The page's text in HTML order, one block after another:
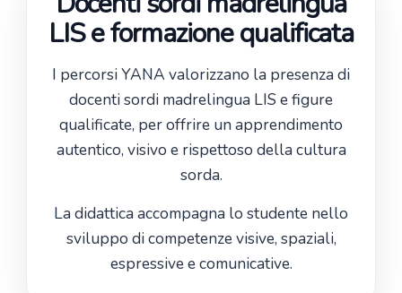
LIS e formazione qualificata
I percorsi YANA valorizzano la presenza di
docenti sordi madrelingua LIS e figure
qualificate, per offrire un apprendimento
autentico, visivo e rispettoso della cultura
sorda.
La didattica accompagna lo studente nello
sviluppo di competenze visive, spaziali,
espressive e comunicative.